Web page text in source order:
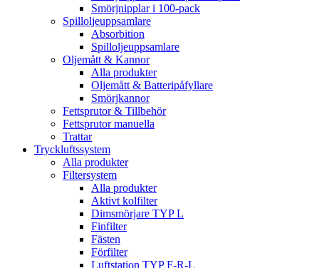
Smörjnipplar i 100-pack
Spilloljeuppsamlare
Absorbition
Spilloljeuppsamlare
Oljemått & Kannor
Alla produkter
Oljemått & Batteripåfyllare
Smörjkannor
Fettsprutor & Tillbehör
Fettsprutor manuella
Trattar
Tryckluftssystem
Alla produkter
Filtersystem
Alla produkter
Aktivt kolfilter
Dimsmörjare TYP L
Finfilter
Fästen
Förfilter
Luftstation TYP F-R-L